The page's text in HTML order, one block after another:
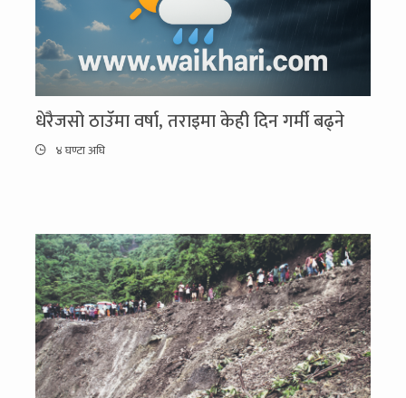
धेरैजसो ठाउँमा वर्षा, तराइमा केही दिन गर्मी बढ्ने
४ घण्टा अघि